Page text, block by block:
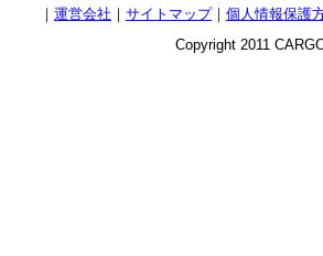
｜ 運営会社 ｜ サイトマップ｜ 個人情報保護
Copyright 2011